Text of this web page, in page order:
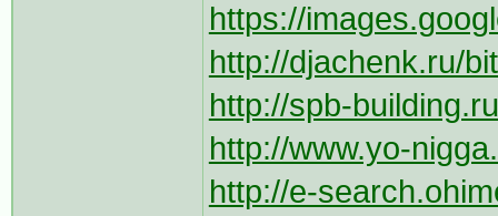
https://
http://djachenk.ru/
http://spb-
http://www.yo-
http://e-